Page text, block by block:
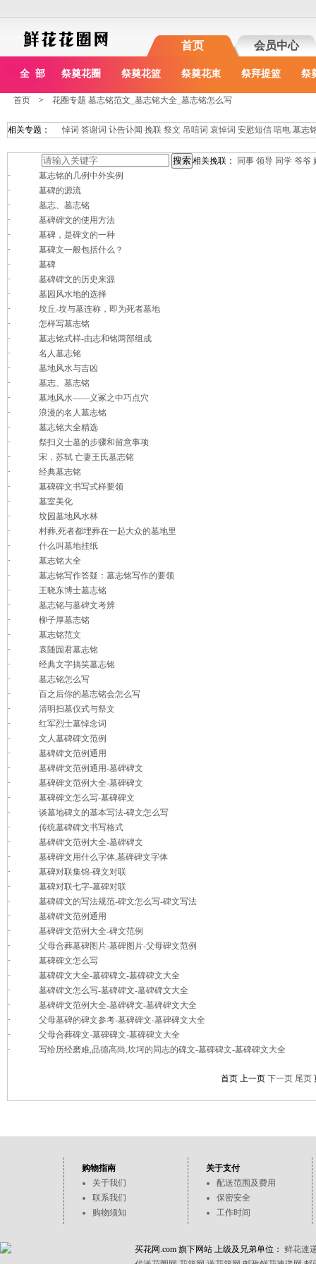
首页 会员中心
全 部 祭奠花圈 祭奠花篮 祭奠花束 祭拜提篮 祭
首页 > 花圈专题 墓志铭范文_墓志铭大全_墓志铭怎么写
相关专题： 悼词 答谢词 讣告讣闻 挽联 祭文 吊唁词 哀悼词 安慰短信 唁电 墓志
相关挽联： 同事 领导 同学 爷爷
·
墓志铭的几例中外实例
·
墓碑的源流
·
墓志、墓志铭
·
墓碑碑文的使用方法
·
墓碑，是碑文的一种
·
墓碑文一般包括什么？
·
墓碑
·
墓碑碑文的历史来源
·
墓园风水地的选择
·
坟丘-坟与墓连称，即为死者墓地
·
怎样写墓志铭
·
墓志铭式样-由志和铭两部组成
·
名人墓志铭
·
墓地风水与吉凶
·
墓志、墓志铭
·
墓地风水――义冢之中巧点穴
·
浪漫的名人墓志铭
·
墓志铭大全精选
·
祭扫义士墓的步骤和留意事项
·
宋．苏轼 亡妻王氏墓志铭
·
经典墓志铭
·
墓碑碑文书写式样要领
·
墓室美化
·
坟园墓地风水林
·
村葬,死者都埋葬在一起大众的墓地里
·
什么叫墓地挂纸
·
墓志铭大全
·
墓志铭写作答疑：墓志铭写作的要领
·
王晓东博士墓志铭
·
墓志铭与墓碑文考辨
·
柳子厚墓志铭
·
墓志铭范文
·
袁随园君墓志铭
·
经典文字搞笑墓志铭
·
墓志铭怎么写
·
百之后你的墓志铭会怎么写
·
清明扫墓仪式与祭文
·
红军烈士墓悼念词
·
文人墓碑碑文范例
·
墓碑碑文范例通用
·
墓碑碑文范例通用-墓碑碑文
·
墓碑碑文范例大全-墓碑碑文
·
墓碑碑文怎么写-墓碑碑文
·
谈墓地碑文的基本写法-碑文怎么写
·
传统墓碑碑文书写格式
·
墓碑碑文范例大全-墓碑碑文
·
墓碑碑文用什么字体,墓碑碑文字体
·
墓碑对联集锦-碑文对联
·
墓碑对联七字-墓碑对联
·
墓碑碑文的写法规范-碑文怎么写-碑文写法
·
墓碑碑文范例通用
·
墓碑碑文范例大全-碑文范例
·
父母合葬墓碑图片-墓碑图片-父母碑文范例
·
墓碑碑文怎么写
·
墓碑碑文大全-墓碑碑文-墓碑碑文大全
·
墓碑碑文怎么写-墓碑碑文-墓碑碑文大全
·
墓碑碑文范例大全-墓碑碑文-墓碑碑文大全
·
父母墓碑的碑文参考-墓碑碑文-墓碑碑文大全
·
父母合葬碑文-墓碑碑文-墓碑碑文大全
·
写给历经磨难,品德高尚,坎坷的同志的碑文-墓碑碑文-墓碑碑文大全
首页 上一页 下一页 尾页
购物指南
关于我们
联系我们
购物须知
关于支付
配送范围及费用
保密安全
工作时间
买花网.com 旗下网站 上级及兄弟单位： 鲜花速